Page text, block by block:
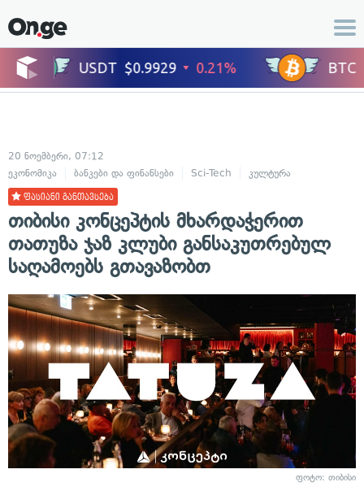
20 ნოემბერი, 07:12
ეკონომიკა
ბანკები და ფინანსები Sci-Tech კულტურა
ფასიანი განთავსება
თიბისი კონცეპტის მხარდაჭერით
თათუზა ჯაზ კლუბი განსაკუთრებულ
საღამოებს გთავაზობთ
ფოტო: თიბისი